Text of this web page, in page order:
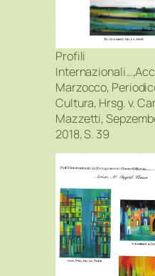
Profili
Marzocco,
Cultura, Hrsg. v.
Mazzetti,
2018, S. 39